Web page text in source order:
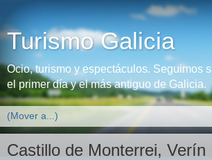
Turismo Galicia
Ocio, turismo y espectáculos. Seguimos
el primer día y el más antiguo de Galicia.
Castillo de Monterrei, Verín